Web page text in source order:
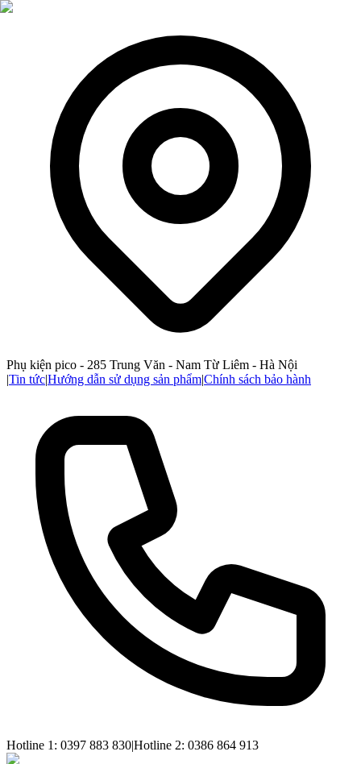
Phụ kiện pico - 285 Trung Văn - Nam Từ Liêm - Hà Nội
|Tin tức|Hướng dẫn sử dụng sản phẩm|Chính sách bảo hành
Hotline 1: 0397 883 830|Hotline 2: 0386 864 913